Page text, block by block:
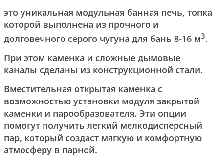
это уникальная модульная банная печь, топка
которой выполнена из прочного и
долговечного серого чугуна для бань 8-16 м3.
При этом каменка и сложные дымовые
каналы сделаны из конструкционной стали.
Вместительная открытая каменка с
возможностью установки модуля закрытой
каменки и парообразователя. Эти опции
помогут получить легкий мелкодисперсный
пар, который создаст мягкую и комфортную
атмосферу в парной.